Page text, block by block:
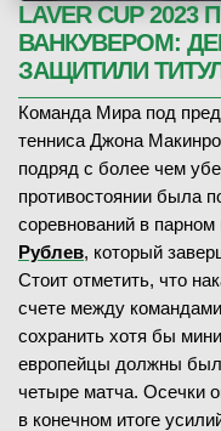
LAVER CUP
ВАНКУВЕРОМ:
ЗАЩИТИЛИ
Команда Мира под
тенниса Джона
подряд с более чем
противостоянии была
соревнований в парном
Рублев, который
Стоит отметить, что
счете между
сохранить хотя бы
европейцы должны
четыре матча. Осечки
в конечном итоге